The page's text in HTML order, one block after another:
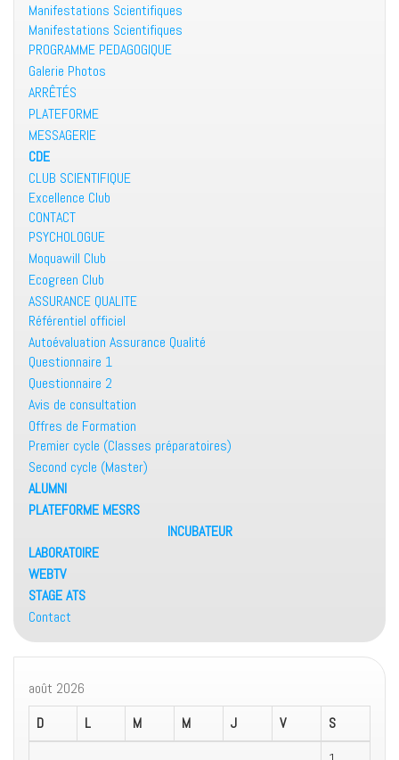
Manifestations Scientifiques
Manifestations Scientifiques
PROGRAMME PEDAGOGIQUE
Galerie Photos
ARRÊTÉS
PLATEFORME
MESSAGERIE
CDE
CLUB SCIENTIFIQUE
Excellence Club
CONTACT
PSYCHOLOGUE
Moquawill Club
Ecogreen Club
ASSURANCE QUALITE
Référentiel officiel
Autoévaluation Assurance Qualité
Questionnaire 1
Questionnaire 2
Avis de consultation
Offres de Formation
Premier cycle (Classes préparatoires)
Second cycle (Master)
ALUMNI
PLATEFORME MESRS
INCUBATEUR
LABORATOIRE
WEBTV
STAGE ATS
Contact
août 2026
D
L M M J V
S